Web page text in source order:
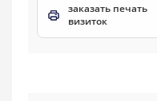
заказать печать
визиток